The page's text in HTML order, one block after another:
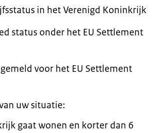
in het Verenigd Koninkrijk
status onder het EU Settlement
voor het EU Settlement
uw situatie:
gaat wonen en korter dan 6